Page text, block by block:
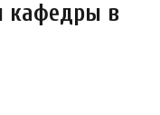
кафедры в